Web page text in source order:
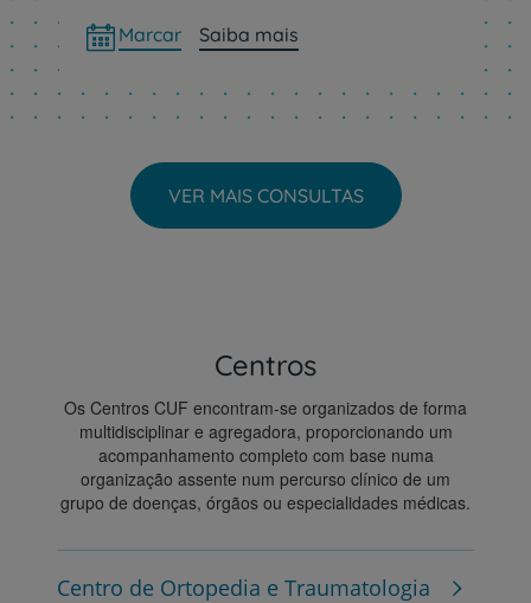
Marcar Saiba mais
VER MAIS CONSULTAS
Centros
Os Centros CUF encontram-se organizados de forma
multidisciplinar e agregadora, proporcionando um
acompanhamento completo com base numa
organização assente num percurso clínico de um
grupo de doenças, órgãos ou especialidades médicas.
Centro de Ortopedia e Traumatologia